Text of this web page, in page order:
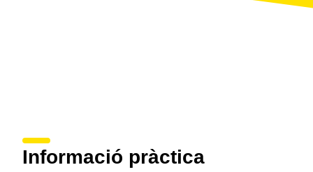
Informació pràctica